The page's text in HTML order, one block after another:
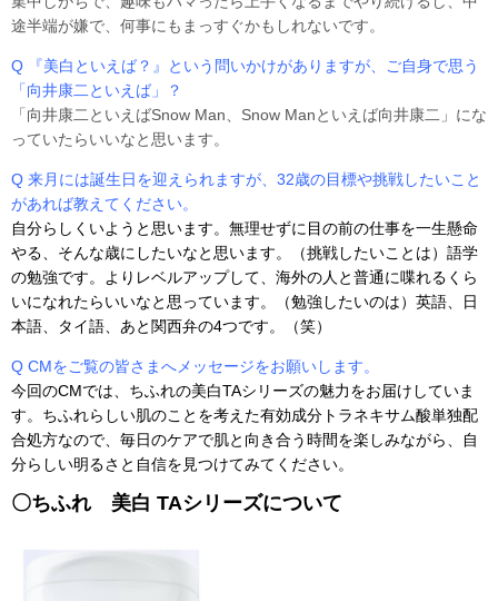
途半端が嫌で、何事にもまっすぐかもしれないです。
Q 『美白といえば？』という問いかけがありますが、ご自身で思う
「向井康二といえば」？
「向井康二といえばSnow Man、Snow Manといえば向井康二」にな
っていたらいいなと思います。
Q 来月には誕生日を迎えられますが、32歳の目標や挑戦したいこと
があれば教えてください。
自分らしくいようと思います。無理せずに目の前の仕事を一生懸命
やる、そんな歳にしたいなと思います。（挑戦したいことは）語学
の勉強です。よりレベルアップして、海外の人と普通に喋れるくら
いになれたらいいなと思っています。（勉強したいのは）英語、日
本語、タイ語、あと関西弁の4つです。（笑）
Q CMをご覧の皆さまへメッセージをお願いします。
今回のCMでは、ちふれの美白TAシリーズの魅力をお届けしていま
す。ちふれらしい肌のことを考えた有効成分トラネキサム酸単独配
合処方なので、毎日のケアで肌と向き合う時間を楽しみながら、自
分らしい明るさと自信を見つけてみてください。
〇ちふれ 美白 TAシリーズについて